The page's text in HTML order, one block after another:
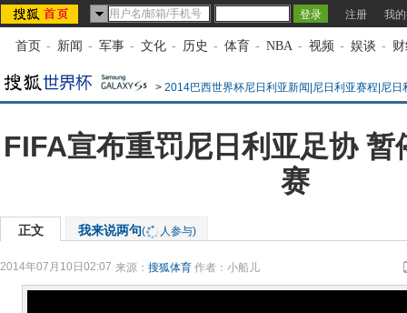
注册 我
首页 - 新闻 - 军事 - 文化 - 历史 - 体育 - NBA - 视频 - 娱谈 -
> 2014巴西世界杯尼日利亚新闻|尼日利亚赛程|尼日
FIFA宣布重罚尼日利亚足协 暂
赛
正文 我来说两句( 人参与)
2014年07月10日02:07 来源： 搜狐体育 作者：小船儿